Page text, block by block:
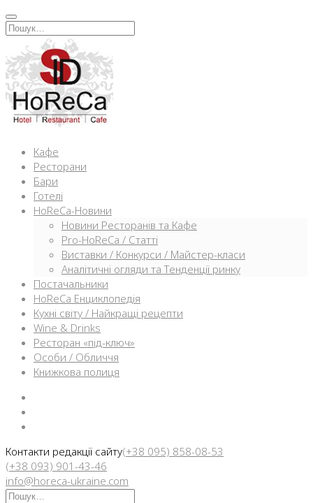
Перейти
к
содержимому
Искать:
Кафе
Ресторани
Бари
Готелі
HoReCa-Новини
Новини Ресторанів та Кафе
Pro-HoReCa / Статті
Виставки / Конкурси / Майстер-класи
Аналітичні огляди та Тенденції ринку
Постачальники
HoReCa Енциклопедія
Кухні світу / Найкращі рецепти
Wine & Drinks
Ресторан «під-ключ»
Особи / Обличчя
Книжкова полиця
Контакти редакції сайту(+38 095) 858-08-53
(+38 093) 901-43-46
info@horeca-ukraine.com
Искать: